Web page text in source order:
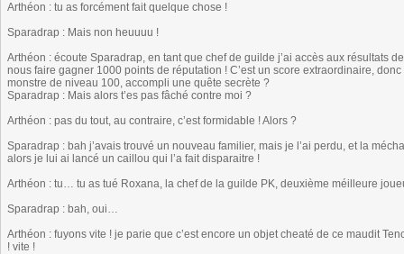
Arthéon : tu as forcément fait quelque chose !
Sparadrap : Mais non heuuuu !
Arthéon : écoute Sparadrap, en tant que chef de guilde j’ai accès aux résultats
nous faire gagner 1000 points de réputation ! C’est un score extraordinaire,
monstre de niveau 100, accompli une quête secrète ?
Sparadrap : Mais alors t’es pas fâché contre moi ?
Arthéon : pas du tout, au contraire, c’est formidable ! Alors ?
Sparadrap : bah j’avais trouvé un nouveau familier, mais je l’ai perdu, et la
alors je lui ai lancé un caillou qui l’a fait disparaitre !
Arthéon : tu… tu as tué Roxana, la chef de la guilde PK, deuxième méilleure
Sparadrap : bah, oui…
Arthéon : fuyons vite ! je parie que c’est encore un objet cheaté de ce maudit
! vite !